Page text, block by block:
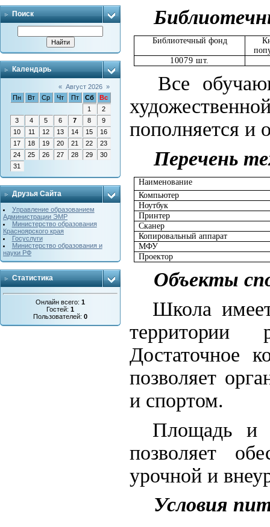
Поиск
Календарь
« Август 2026 »
Пн
Вт Ср Чт Пт Сб
Вс
1
2
3
4 5 6 7 8
9
10
11 12 13 14 15
16
17
18 19 20 21 22
23
24
25 26 27 28 29
30
31
Друзья Сайта
Управление образованием
Администрации ЭМР
Министерство образования
Красноярского края
Госуслуги
Министерство образования и
науки РФ
Статистика
Онлайн всего: 1
Гостей: 1
Пользователей: 0
Библиотечный фонд
10079 шт.
Все
пополняется и
Перечень
Наименование
Компьютер
Ноутбук
Принтер
Сканер
Копировальный аппарат
МФУ
Проектор
Объекты
Школа
территории
Достаточное
позволяет
и спортом.
Площадь и
позволяет
урочной и
Условия